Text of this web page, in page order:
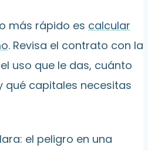
más rápido es calcular
. Revisa el contrato con la
uso que le das, cuánto
qué capitales necesitas
el peligro en una